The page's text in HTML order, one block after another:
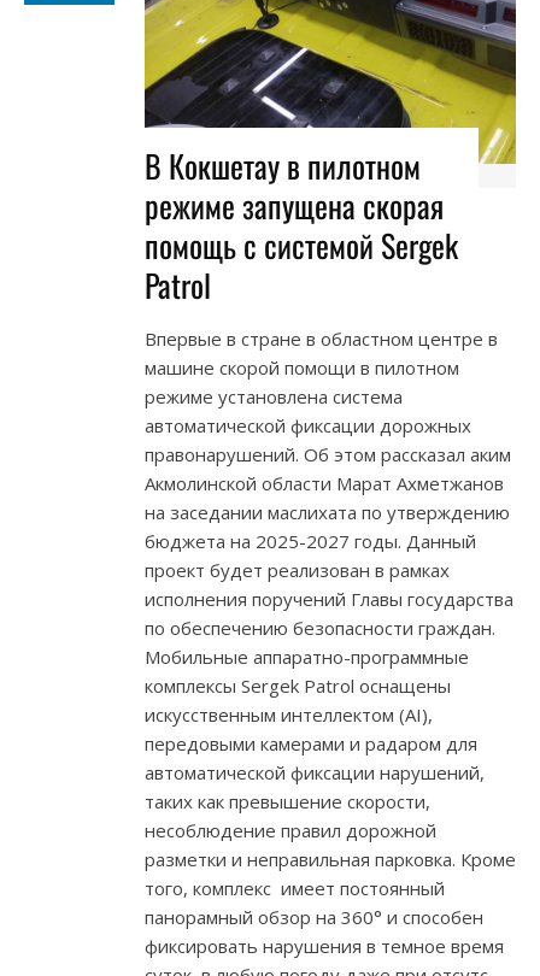
В Кокшетау в пилотном
режиме запущена скорая
помощь с системой Sergek
Patrol
Впервые в стране в областном центре в
машине скорой помощи в пилотном
режиме установлена система
автоматической фиксации дорожных
правонарушений. Об этом рассказал аким
Акмолинской области Марат Ахметжанов
на заседании маслихата по утверждению
бюджета на 2025-2027 годы. Данный
проект будет реализован в рамках
исполнения поручений Главы государства
по обеспечению безопасности граждан.
Мобильные аппаратно-программные
комплексы Sergek Patrol оснащены
искусственным интеллектом (AI),
передовыми камерами и радаром для
автоматической фиксации нарушений,
таких как превышение скорости,
несоблюдение правил дорожной
разметки и неправильная парковка. Кроме
того, комплекс имеет постоянный
панорамный обзор на 360° и способен
фиксировать нарушения в темное время